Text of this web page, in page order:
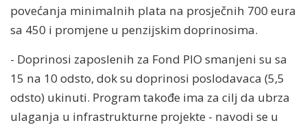
povećanja minimalnih plata na prosječnih 700 eura
sa 450 i promjene u penzijskim doprinosima.
- Doprinosi zaposlenih za Fond PIO smanjeni su sa
15 na 10 odsto, dok su doprinosi poslodavaca (5,5
odsto) ukinuti. Program takođe ima za cilj da ubrza
ulaganja u infrastrukturne projekte - navodi se u